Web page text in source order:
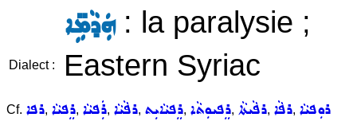
ܗܲܕܵܡܹ̈ܐ: la paralysie ;
Dialect : Eastern Syriac
Cf. ܪܦܐ, ܪܸܦܝܵܐ, ܪܲܦܝܵܐ, ܪܦܵܝܵܐ, ܪܸܦܝܵܐܝܼܬ, ܪܸܦܝܘܼܬܵܐ, ܪܦܵܝܬܵܐ, ܪܦܵܐ, ܪܘܼܦܝܵܐ